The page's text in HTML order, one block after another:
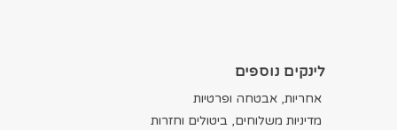
לינקים נוספים
אחריות, אבטחה ופרטיות
מדיניות משלוחים, ביטולים וחזרות